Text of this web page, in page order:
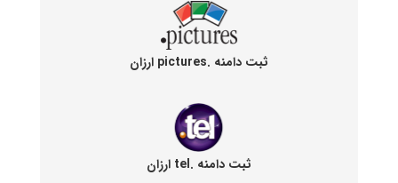
ثبت دامنه .pictures ارزان
ثبت دامنه .tel ارزان